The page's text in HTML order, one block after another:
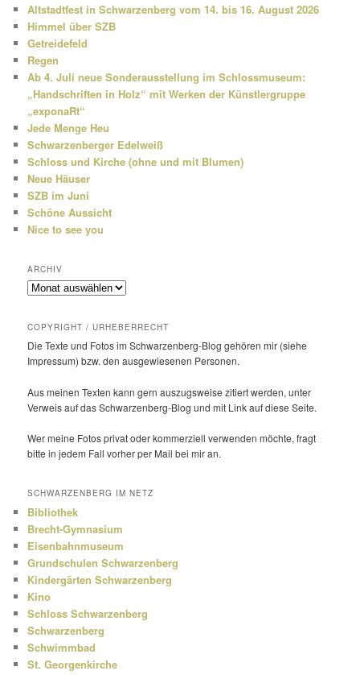
n
Altstadtfest in Schwarzenberg vom 14. bis 16. August 2026
Himmel über SZB
Getreidefeld
Regen
Ab 4. Juli neue Sonderausstellung im Schlossmuseum:
„Handschriften in Holz“ mit Werken der Künstlergruppe
„exponaRt“
Jede Menge Heu
Schwarzenberger Edelweiß
Schloss und Kirche (ohne und mit Blumen)
Neue Häuser
SZB im Juni
Schöne Aussicht
Nice to see you
ARCHIV
Archiv
COPYRIGHT / URHEBERRECHT
Die Texte und Fotos im Schwarzenberg-Blog gehören mir (siehe
Impressum) bzw. den ausge­wie­senen Personen.
Aus meinen Texten kann gern auszugs­weise zitiert werden, unter
Verweis auf das Schwarzenberg-Blog und mit Link auf diese Seite.
Wer meine Fotos privat oder kommer­ziell verwenden möchte, fragt
bitte in jedem Fall vorher per Mail bei mir an.
SCHWARZENBERG IM NETZ
Bibliothek
Brecht-Gymnasium
Eisenbahnmuseum
Grundschulen Schwarzenberg
Kindergärten Schwarzenberg
Kino
Schloss Schwarzenberg
Schwarzenberg
Schwimmbad
St. Georgenkirche